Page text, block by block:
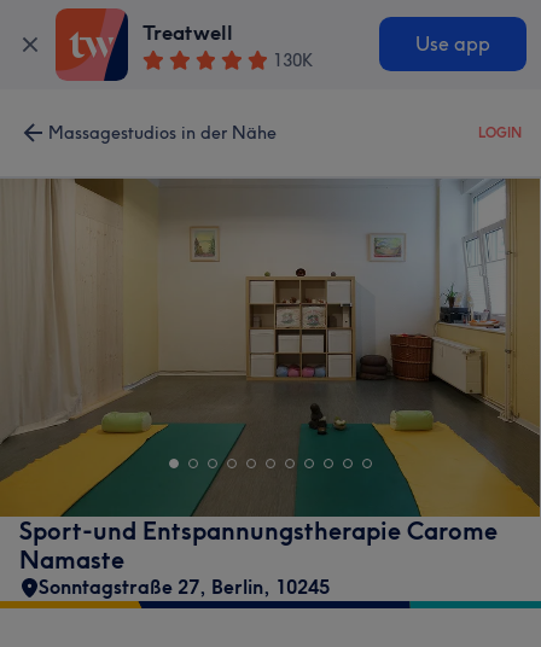
Treatwell
130K
Use app
Massagestudios in der Nähe LOGIN
Sport-und Entspannungstherapie Carome
Namaste
Sonntagstraße 27, Berlin, 10245